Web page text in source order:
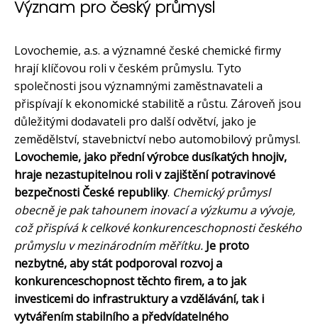
Význam pro český průmysl
Lovochemie, a.s. a významné české chemické firmy
hrají klíčovou roli v českém průmyslu. Tyto
společnosti jsou významnými zaměstnavateli a
přispívají k ekonomické stabilitě a růstu. Zároveň jsou
důležitými dodavateli pro další odvětví, jako je
zemědělství, stavebnictví nebo automobilový průmysl.
Lovochemie, jako přední výrobce dusíkatých hnojiv,
hraje nezastupitelnou roli v zajištění potravinové
bezpečnosti České republiky. Chemický průmysl
obecně je pak tahounem inovací a výzkumu a vývoje,
což přispívá k celkové konkurenceschopnosti českého
průmyslu v mezinárodním měřítku. Je proto
nezbytné, aby stát podporoval rozvoj a
konkurenceschopnost těchto firem, a to jak
investicemi do infrastruktury a vzdělávání, tak i
vytvářením stabilního a předvídatelného